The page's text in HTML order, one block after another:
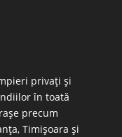
privați și
în toată
precum
Timișoara și